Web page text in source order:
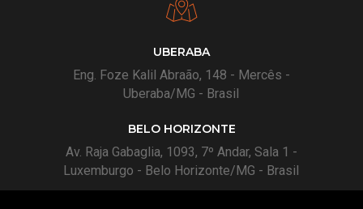
UBERABA
Eng. Foze Kalil Abraão, 148 - Mercês -
Uberaba/MG - Brasil
BELO HORIZONTE
Av. Raja Gabaglia, 1093, 7º Andar, Sala 1 -
Luxemburgo - Belo Horizonte/MG - Brasil